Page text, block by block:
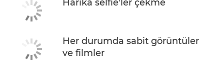
Harika selfie'ler çekme
Her durumda sabit görüntüler
ve filmler